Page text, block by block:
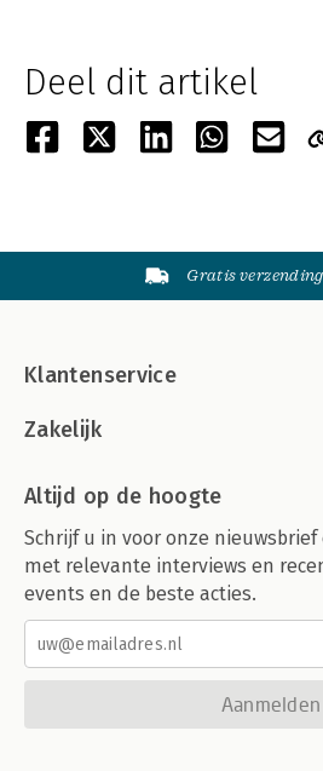
Deel dit artikel
Gratis
Klantenservice
Zakelijk
Altijd op de hoogte
Schrijf u in voor onze
met relevante interviews en
events en de beste acties.
Aanmelden